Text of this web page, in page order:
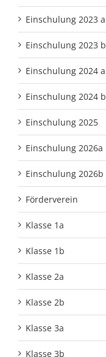
Einschulung 2023 a
Einschulung 2023 b
Einschulung 2024 a
Einschulung 2024 b
Einschulung 2025
Einschulung 2026a
Einschulung 2026b
Förderverein
Klasse 1a
Klasse 1b
Klasse 2a
Klasse 2b
Klasse 3a
Klasse 3b